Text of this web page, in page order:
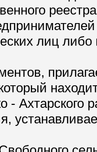
лиц
- Ахтарского